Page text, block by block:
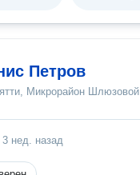
Петров
Микрорайон Шлюзовой
3 нед. назад